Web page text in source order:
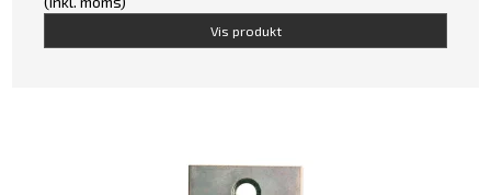
Vis produkt